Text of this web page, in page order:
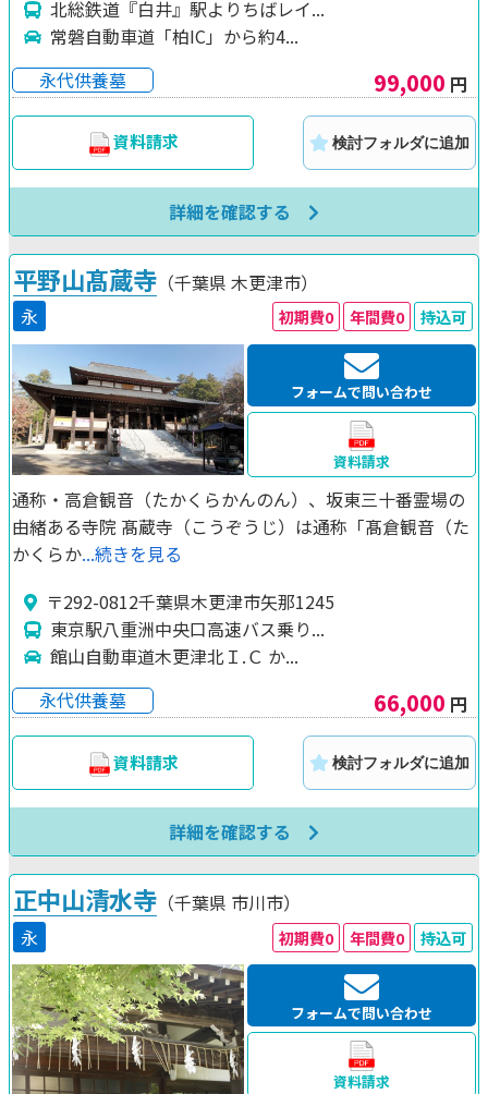
北総鉄道『白井』駅よりちばレイ...
常磐自動車道「柏IC」から約4...
永代供養墓
99,000 円
資料請求 検討フォルダに追加
詳細を確認する
平野山髙蔵寺 （千葉県 木更津市）
永
初期費0 年間費0 持込可
〒292-0812千葉県木更津市矢那1245
東京駅八重洲中央口高速バス乗り...
館山自動車道木更津北Ｉ.Ｃ か...
永代供養墓
66,000 円
フォームで問い合わせ
資料請求
通称・高倉観音（たかくらかんのん）、坂東三十番霊場の
由緒ある寺院 髙蔵寺（こうぞうじ）は通称「髙倉観音（た
かくらか...続きを見る
資料請求 検討フォルダに追加
詳細を確認する
正中山清水寺 （千葉県 市川市）
永
初期費0 年間費0 持込可
フォームで問い合わせ
資料請求